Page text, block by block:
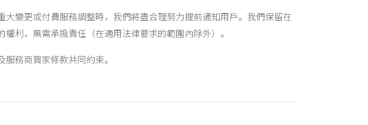
變更或付費服務調整時，我們將盡合理努力提前通知用戶。我們保留在
利，無需承擔責任（在適用法律要求的範圍內除外）。
務商買家條款共同約束。